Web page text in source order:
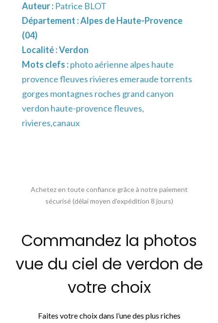
Auteur : Patrice BLOT
Département :Alpes de Haute-Provence
(04)
Localité :Verdon
Mots clefs :photo aérienne alpes haute
provence fleuves rivieres emeraude torrents
gorges montagnes roches grand canyon
verdon haute-provence fleuves,
rivieres,canaux
Achetez en toute confiance grâce à notre paiement
sécurisé (délai moyen d’expédition 8 jours)
Commandez la photos
vue du ciel de verdon de
votre choix
Faites votre choix dans l’une des plus riches